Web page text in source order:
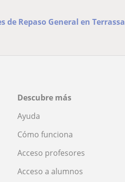
de Repaso General en Terrassa
Descubre más
Ayuda
Cómo funciona
Acceso profesores
Acceso a alumnos